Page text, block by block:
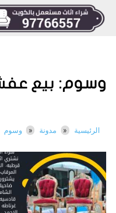
وسوم: بيع
الرئيسية مدونة وسوم